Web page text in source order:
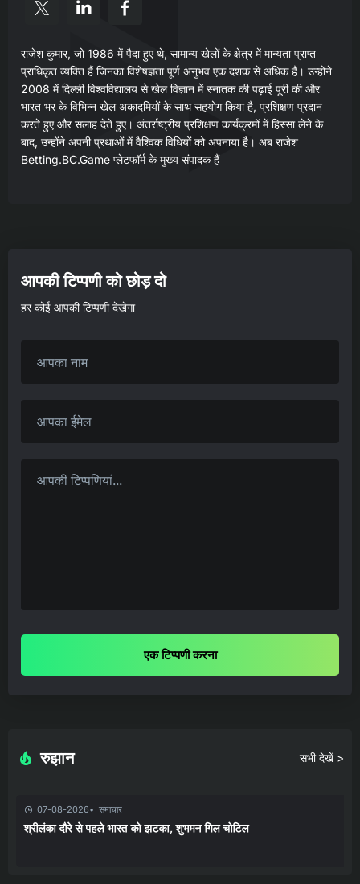
राजेश कुमार, जो 1986 में पैदा हुए थे, सामान्य खेलों के क्षेत्र में मान्यता प्राप्त
प्राधिकृत व्यक्ति हैं जिनका विशेषज्ञता पूर्ण अनुभव एक दशक से अधिक है। उन्होंने
2008 में दिल्ली विश्वविद्यालय से खेल विज्ञान में स्नातक की पढ़ाई पूरी की और
भारत भर के विभिन्न खेल अकादमियों के साथ सहयोग किया है, प्रशिक्षण प्रदान
करते हुए और सलाह देते हुए। अंतर्राष्ट्रीय प्रशिक्षण कार्यक्रमों में हिस्सा लेने के
बाद, उन्होंने अपनी प्रथाओं में वैश्विक विधियों को अपनाया है। अब राजेश
Betting.BC.Game प्लेटफॉर्म के मुख्य संपादक हैं
आपकी टिप्पणी को छोड़ दो
हर कोई आपकी टिप्पणी देखेगा
एक टिप्पणी करना
रुझान सभी देखें >
07-08-2026 समाचार
श्रीलंका दौरे से पहले भारत को झटका, शुभमन गिल चोटिल